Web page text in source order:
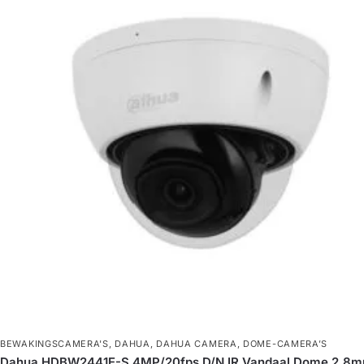
BEWAKINGSCAMERA'S, DAHUA, DAHUA CAMERA, DOME-CAMERA’S